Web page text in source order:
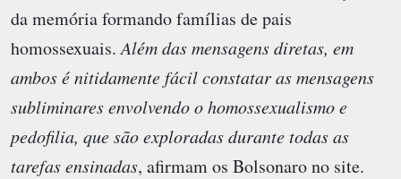
da memória formando famílias de pais
homossexuais.Além das mensagens diretas, em
ambos é nitidamente fácil constatar as mensagens
subliminares envolvendo o homossexualismo e
pedofilia, que são exploradas durante todas as
tarefas ensinadas, afirmam os Bolsonaro no site.